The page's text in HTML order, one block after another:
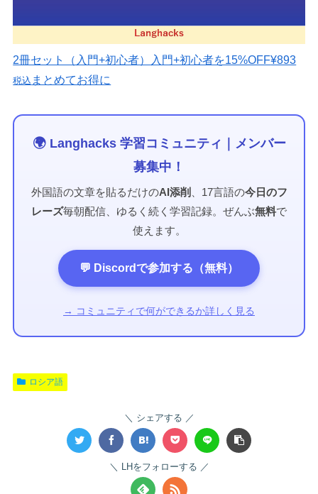
2冊セット（入門+初心者） 入門+初心者を15%OFF¥893
税込 まとめてお得に
🌍 Langhacks 学習コミュニティ｜メンバー
募集中！
外国語の文章を貼るだけのAI添削 、17言語の今日のフ
レーズ毎朝配信、ゆるく続く学習記録。ぜんぶ無料で
使えます。
💬 Discordで参加する（無料）
→ コミュニティで何ができるか詳しく見る
ロシア語
シェアする
LHをフォローする